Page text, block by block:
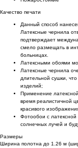
Качество печати
Данный способ
Латексные чернила
подтверждает
смело размещать в
больницах.
Латексными обоями
Латексные чернила
длительной сушки, что
изделий;
Применение
время реалистичной
красивого
Фотообои с
солнечных лучей и
Размеры
Ширина полотна до 1.26 м